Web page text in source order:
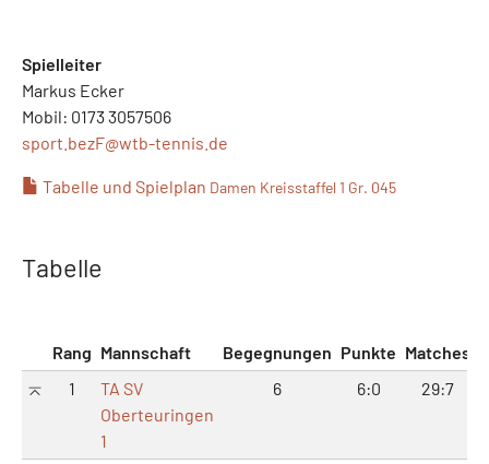
Spielleiter
Markus Ecker
Mobil: 0173 3057506
sport.bezF@wtb-tennis.de
Tabelle und Spielplan Damen Kreisstaffel 1 Gr. 045
Tabelle
Rang Mannschaft Begegnungen Punkte Matches
1
TA SV
Oberteuringen
1
6 6:0 29:7